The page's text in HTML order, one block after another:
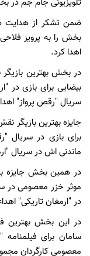
تلویزیونی جام جم در
ضمن تشکر از هدایت
بخش را به پرویز
اهدا کرد.
در بخش بهترین
بیضایی برای بازی در
سریال "رقص پرواز"
جایزه بهترین بازیگر
برای بازی در سریال
ماندنی اش در سریال
در همین بخش جایزه
موثر خزر معصومی در
در "ارمغان تاریکی"
در این بخش بهترین
سامان برای فیلمنامه
معصومی کارگردان